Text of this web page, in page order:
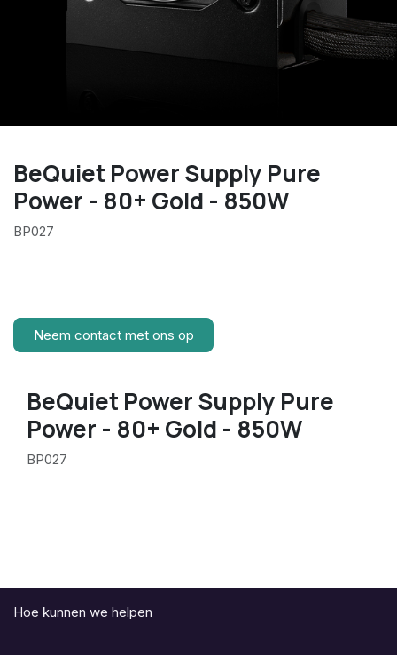
BeQuiet Power Supply Pure
Power - 80+ Gold - 850W
BP027
Neem contact met ons op
BeQuiet Power Supply Pure
Power - 80+ Gold - 850W
BP027
Hoe kunnen we helpen